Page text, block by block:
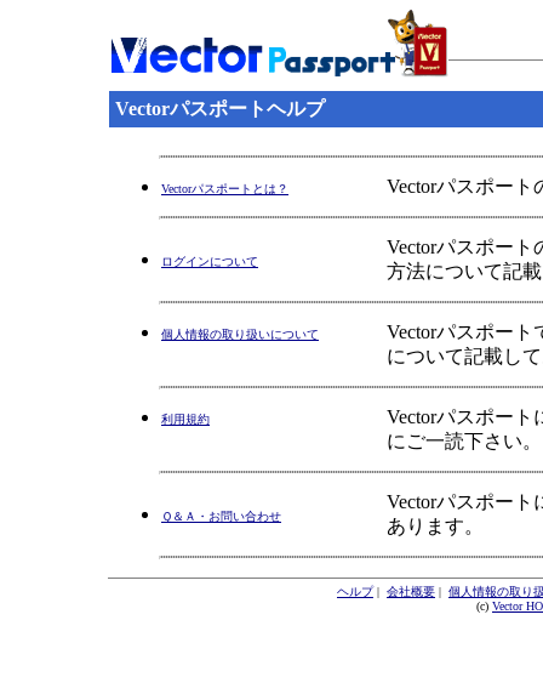
Vectorパスポートヘルプ
Vectorパスポートとは？ Vectorパスポー
ログインについて
Vectorパスポー
方法について記
個人情報の取り扱いについて
Vectorパスポー
について記載し
利用規約
Vectorパスポー
にご一読下さい。
Ｑ＆Ａ・お問い合わせ
Vectorパスポー
あります。
ヘルプ| 会社概要 | 個人情報の取り
(c) Vector